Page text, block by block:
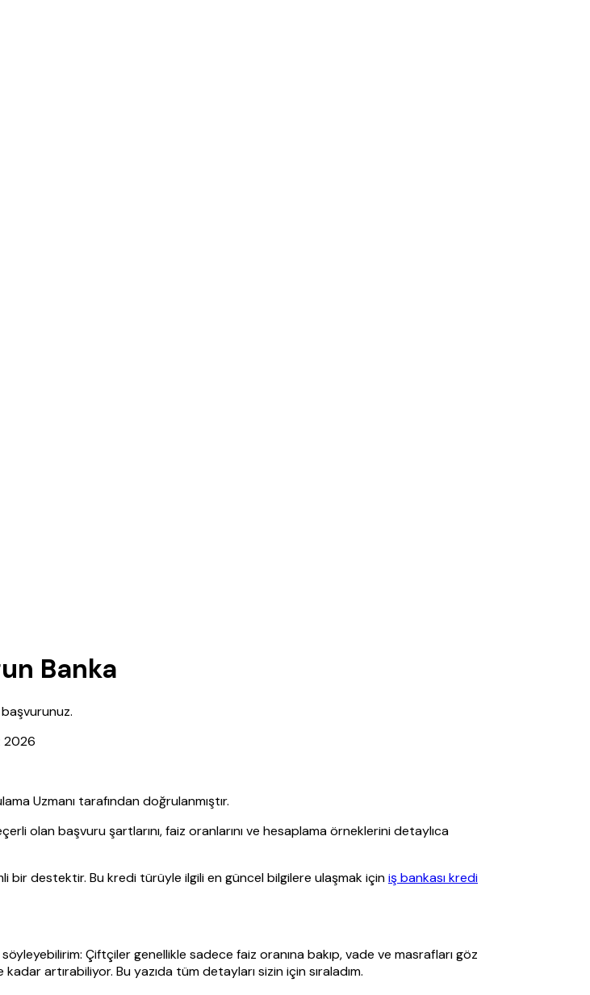
Banka
2026
Uzmanı tarafından doğrulanmıştır.
olan başvuru şartlarını, faiz oranlarını ve hesaplama örneklerini detaylıca
bir destektir. Bu kredi türüyle ilgili en güncel bilgilere ulaşmak içiniş bankası kredi
Çiftçiler genellikle sadece faiz oranına bakıp, vade ve masrafları göz
artırabiliyor. Bu yazıda tüm detayları sizin için sıraladım.